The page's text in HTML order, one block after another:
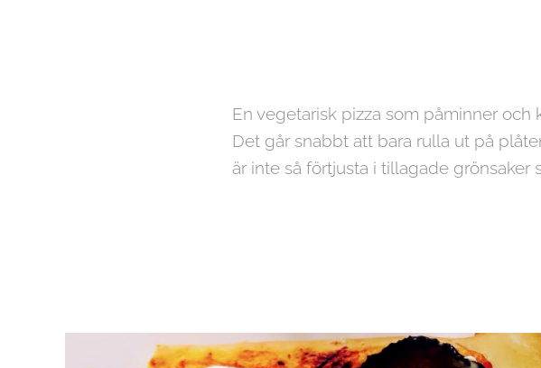
En vegetarisk pizza som påminner
Det går snabbt att bara rulla ut på
är inte så förtjusta i tillagade grönsaker